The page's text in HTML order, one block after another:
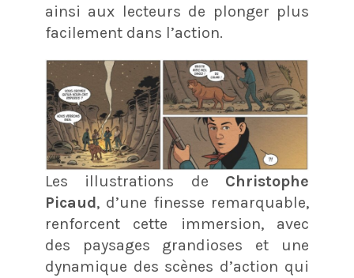
ainsi aux lecteurs de plonger plus
facilement dans l’action.
Les illustrations de Christophe
Picaud, d’une finesse remarquable,
renforcent cette immersion, avec
des paysages grandioses et une
dynamique des scènes d’action qui